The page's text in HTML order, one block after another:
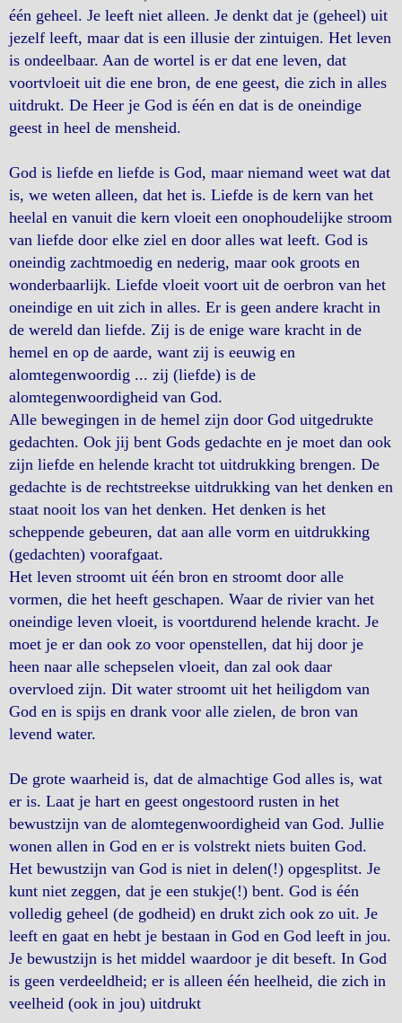
één geheel. Je leeft niet alleen. Je denkt dat je (geheel) uit
jezelf leeft, maar dat is een illusie der zintuigen. Het leven
is ondeelbaar. Aan de wortel is er dat ene leven, dat
voortvloeit uit die ene bron, de ene geest, die zich in alles
uitdrukt. De Heer je God is één en dat is de oneindige
geest in heel de mensheid.
God is liefde en liefde is God, maar niemand weet wat dat
is, we weten alleen, dat het is. Liefde is de kern van het
heelal en vanuit die kern vloeit een onophoudelijke stroom
van liefde door elke ziel en door alles wat leeft. God is
oneindig zachtmoedig en nederig, maar ook groots en
wonderbaarlijk. Liefde vloeit voort uit de oerbron van het
oneindige en uit zich in alles. Er is geen andere kracht in
de wereld dan liefde. Zij is de enige ware kracht in de
hemel en op de aarde, want zij is eeuwig en
alomtegenwoordig ... zij (liefde) is de
alomtegenwoordigheid van God.
Alle bewegingen in de hemel zijn door God uitgedrukte
gedachten. Ook jij bent Gods gedachte en je moet dan ook
zijn liefde en helende kracht tot uitdrukking brengen. De
gedachte is de rechtstreekse uitdrukking van het denken en
staat nooit los van het denken. Het denken is het
scheppende gebeuren, dat aan alle vorm en uitdrukking
(gedachten) voorafgaat.
Het leven stroomt uit één bron en stroomt door alle
vormen, die het heeft geschapen. Waar de rivier van het
oneindige leven vloeit, is voortdurend helende kracht. Je
moet je er dan ook zo voor openstellen, dat hij door je
heen naar alle schepselen vloeit, dan zal ook daar
overvloed zijn. Dit water stroomt uit het heiligdom van
God en is spijs en drank voor alle zielen, de bron van
levend water.
De grote waarheid is, dat de almachtige God alles is, wat
er is. Laat je hart en geest ongestoord rusten in het
bewustzijn van de alomtegenwoordigheid van God. Jullie
wonen allen in God en er is volstrekt niets buiten God.
Het bewustzijn van God is niet in delen(!) opgesplitst. Je
kunt niet zeggen, dat je een stukje(!) bent. God is één
volledig geheel (de godheid) en drukt zich ook zo uit. Je
leeft en gaat en hebt je bestaan in God en God leeft in jou.
Je bewustzijn is het middel waardoor je dit beseft. In God
is geen verdeeldheid; er is alleen één heelheid, die zich in
veelheid (ook in jou) uitdrukt